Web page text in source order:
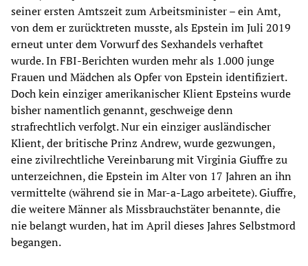
seiner ersten Amtszeit zum Arbeitsminister – ein Amt,
von dem er zurücktreten musste, als Epstein im Juli 2019
erneut unter dem Vorwurf des Sexhandels verhaftet
wurde. In FBI-Berichten wurden mehr als 1.000 junge
Frauen und Mädchen als Opfer von Epstein identifiziert.
Doch kein einziger amerikanischer Klient Epsteins wurde
bisher namentlich genannt, geschweige denn
strafrechtlich verfolgt. Nur ein einziger ausländischer
Klient, der britische Prinz Andrew, wurde gezwungen,
eine zivilrechtliche Vereinbarung mit Virginia Giuffre zu
unterzeichnen, die Epstein im Alter von 17 Jahren an ihn
vermittelte (während sie in Mar-a-Lago arbeitete). Giuffre,
die weitere Männer als Missbrauchstäter benannte, die
nie belangt wurden, hat im April dieses Jahres Selbstmord
begangen.